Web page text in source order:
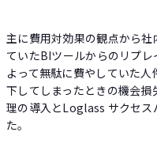
主に費用対効果の観点から
ていたBIツールからのリプ
よって無駄に費やしていた
下してしまったときの機会
理の導入とLoglass サクセス
た。